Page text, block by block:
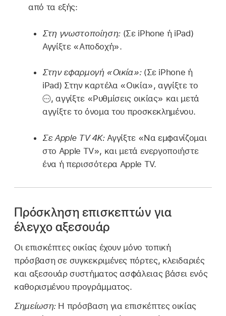
από τα εξής:
Στη γνωστοποίηση: (Σε iPhone ή iPad)
Αγγίξτε «Αποδοχή».
Στην εφαρμογή «Οικία»: (Σε iPhone ή
iPad) Στην καρτέλα «Οικία», αγγίξτε το
,αγγίξτε «Ρυθμίσεις οικίας» και μετά
αγγίξτε το όνομα του προσκεκλημένου.
Σε Apple TV 4K: Αγγίξτε «Να εμφανίζομαι
στο Apple TV», και μετά ενεργοποιήστε
ένα ή περισσότερα Apple TV.
Πρόσκληση επισκεπτών για
έλεγχο αξεσουάρ
Οι επισκέπτες οικίας έχουν μόνο τοπική
πρόσβαση σε συγκεκριμένες πόρτες, κλειδαριές
και αξεσουάρ συστήματος ασφάλειας βάσει ενός
καθορισμένου προγράμματος.
Σημείωση: Η πρόσβαση για επισκέπτες οικίας